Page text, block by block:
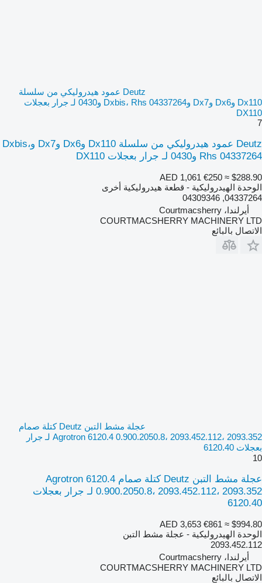
Deutz عمود هيدروليكي من سلسلة
Dx110 وDx6 وDx7 وDxbis، Rhs 04337264 و0430 لـ جرار بعجلات
DX110
7
Deutz عمود هيدروليكي من سلسلة Dx110 وDx6 وDx7 وDxbis،
Rhs 04337264 و0430 لـ جرار بعجلات DX110
AED 1,061 €250 ≈ $288.90
الوحدة الهيدروليكية - قطعة هيدروليكية أخرى
04337264, 04309346
أيرلندا، Courtmacsherry
COURTMACSHERRY MACHINERY LTD
الاتصال بالبائع
عجلة مشط التبن Deutz كتلة صمام
Agrotron 6120.4 0.900.2050.8، 2093.452.112، 2093.352 لـ جرار
بعجلات 6120.40
10
عجلة مشط التبن Deutz كتلة صمام Agrotron 6120.4
0.900.2050.8، 2093.452.112، 2093.352 لـ جرار بعجلات
6120.40
AED 3,653 €861 ≈ $994.80
الوحدة الهيدروليكية - عجلة مشط التبن
2093.452.112
أيرلندا، Courtmacsherry
COURTMACSHERRY MACHINERY LTD
الاتصال بالبائع